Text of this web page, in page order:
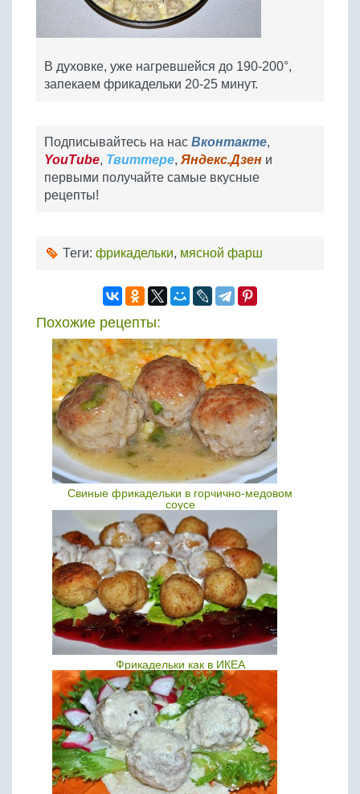
В духовке, уже нагревшейся до 190-200°,
запекаем фрикадельки 20-25 минут.
Подписывайтесь на нас Вконтакте,
YouTube, Твиттере, Яндекс.Дзен и
первыми получайте самые вкусные
рецепты!
Теги: фрикадельки, мясной фарш
Похожие рецепты:
Свиные фрикадельки в горчично-медовом
соусе
Фрикадельки как в ИКЕА